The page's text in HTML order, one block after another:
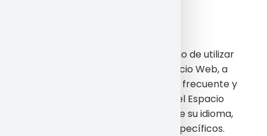
La empresa se reserva el derecho de utilizar
la tecnología “cookie” en el Espacio Web, a
fin de reconocerlo como Usuario frecuente y
personalizar el uso que realice del Espacio
Web mediante la preselección de su idioma,
o contenidos más deseados o específicos.